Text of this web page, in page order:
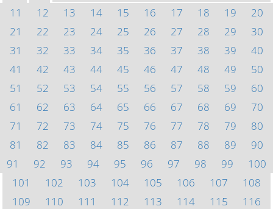
11
12 13 14 15 16 17 18 19
20
21
22 23 24 25 26 27 28 29
30
31
32 33 34 35 36 37 38 39
40
41
42 43 44 45 46 47 48 49
50
51
52 53 54 55 56 57 58 59
60
61
62 63 64 65 66 67 68 69
70
71
72 73 74 75 76 77 78 79
80
81
82 83 84 85 86 87 88 89
90
91
92 93 94 95 96 97 98 99
100
101
102 103 104 105 106 107
108
109
110 111 112 113 114 115
116